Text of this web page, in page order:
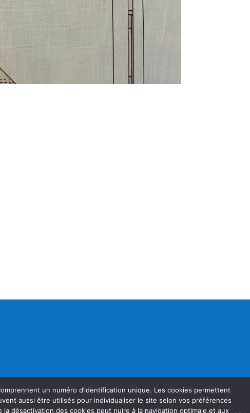
un numéro d’identification unique. Les cookies permettent
aussi être utilisés pour individualiser le site selon vos préférences
la désactivation des cookies peut nuire à la navigation optimale et aux